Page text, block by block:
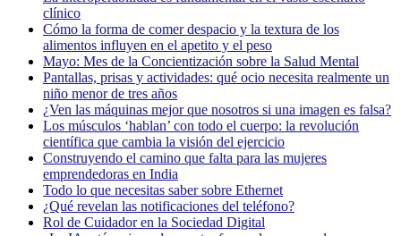
clínico
Cómo la forma de comer despacio y la textura de los
alimentos influyen en el apetito y el peso
Mayo: Mes de la Concientización sobre la Salud Mental
Pantallas, prisas y actividades: qué ocio necesita realmente un
niño menor de tres años
¿Ven las máquinas mejor que nosotros si una imagen es falsa?
Los músculos ‘hablan’ con todo el cuerpo: la revolución
científica que cambia la visión del ejercicio
Construyendo el camino que falta para las mujeres
emprendedoras en India
Todo lo que necesitas saber sobre Ethernet
¿Qué revelan las notificaciones del teléfono?
Rol de Cuidador en la Sociedad Digital